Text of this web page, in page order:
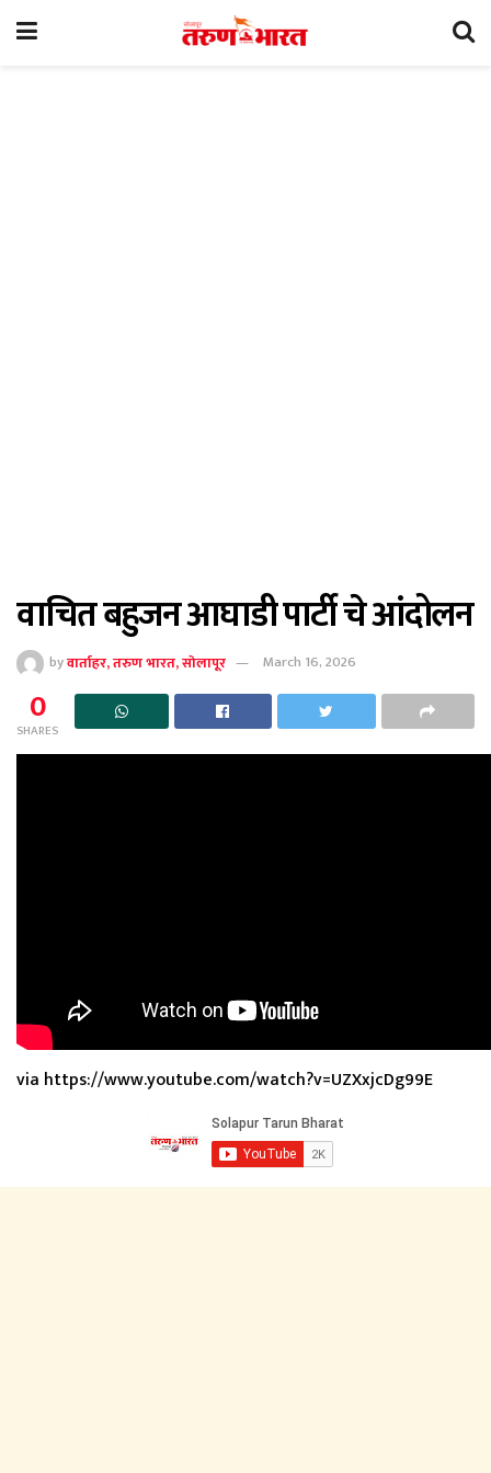
वाचित बहुजन आघाडी पार्टी चे आंदोलन
byवार्ताहर, तरुण भारत, सोलापूर March 16, 2026
0
SHARES
via https://www.youtube.com/watch?v=UZXxjcDg99E